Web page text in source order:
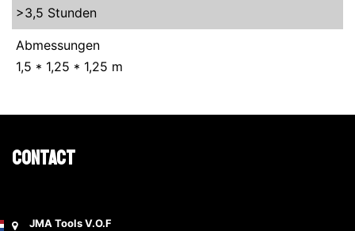
>3,5 Stunden
Abmessungen
1,5 * 1,25 * 1,25 m
Contact
JMA Tools V.O.F